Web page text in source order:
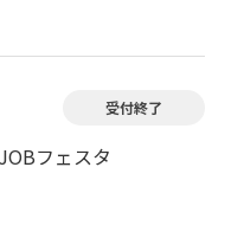
フェスタ
受付終了